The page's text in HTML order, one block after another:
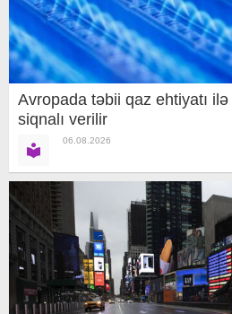
Avropada təbii qaz ehtiyatı ilə
siqnalı verilir
06.08.2026